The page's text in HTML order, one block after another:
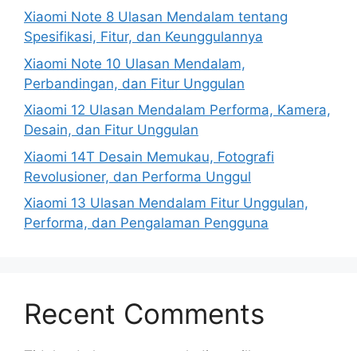
Xiaomi Note 8 Ulasan Mendalam tentang
Spesifikasi, Fitur, dan Keunggulannya
Xiaomi Note 10 Ulasan Mendalam,
Perbandingan, dan Fitur Unggulan
Xiaomi 12 Ulasan Mendalam Performa, Kamera,
Desain, dan Fitur Unggulan
Xiaomi 14T Desain Memukau, Fotografi
Revolusioner, dan Performa Unggul
Xiaomi 13 Ulasan Mendalam Fitur Unggulan,
Performa, dan Pengalaman Pengguna
Recent Comments